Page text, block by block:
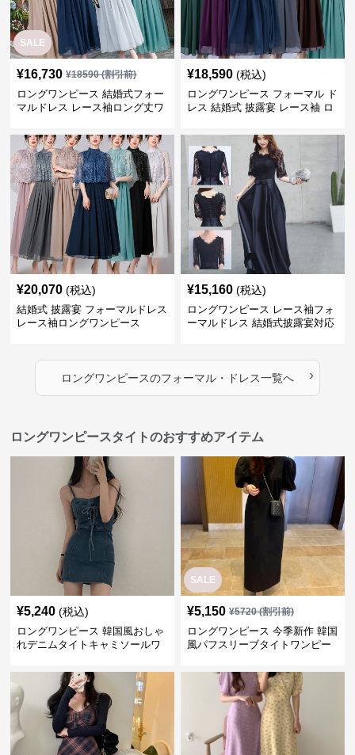
SALE
¥16,730 ¥18590(割引前)
ロングワンピース 結婚式フォー
マルドレス レース袖ロング丈ワ
¥18,590 (税込)
ロングワンピース フォーマル ド
レス 結婚式 披露宴 レース袖 ロ
¥20,070 (税込)
結婚式 披露宴 フォーマルドレス
レース袖ロングワンピース
¥15,160 (税込)
ロングワンピース レース袖フォ
ーマルドレス 結婚式披露宴対応
ロングワンピースのフォーマル・ドレス一覧へ ›
ロングワンピースタイトのおすすめアイテム
¥5,240 (税込)
ロングワンピース 韓国風おしゃ
れデニムタイトキャミソールワ
SALE
¥5,150 ¥5720(割引前)
ロングワンピース 今季新作 韓国
風パフスリーブタイトワンピー